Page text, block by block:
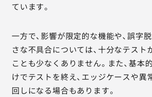
ています。
一方で、影響が限定的な機能や、誤字
さな不具合については、十分なテスト
ことも少なくありません。また、基本
けでテストを終え、エッジケースや異
回しになる場合もあります。